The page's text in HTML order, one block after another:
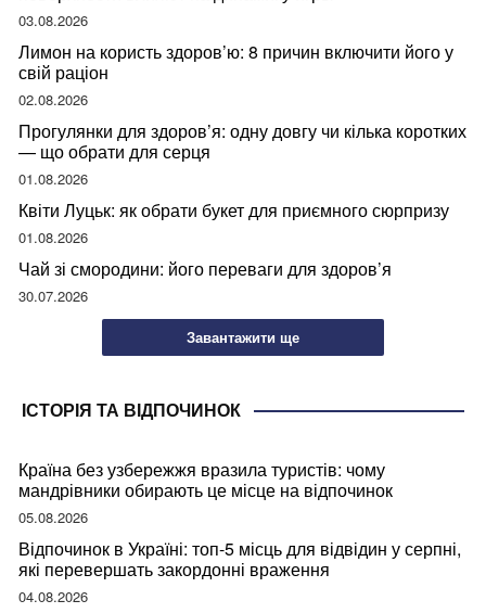
03.08.2026
Лимон на користь здоров’ю: 8 причин включити його у
свій раціон
02.08.2026
Прогулянки для здоров’я: одну довгу чи кілька коротких
— що обрати для серця
01.08.2026
Квіти Луцьк: як обрати букет для приємного сюрпризу
01.08.2026
Чай зі смородини: його переваги для здоров’я
30.07.2026
Завантажити ще
ІСТОРІЯ ТА ВІДПОЧИНОК
Країна без узбережжя вразила туристів: чому
мандрівники обирають це місце на відпочинок
05.08.2026
Відпочинок в Україні: топ-5 місць для відвідин у серпні,
які перевершать закордонні враження
04.08.2026